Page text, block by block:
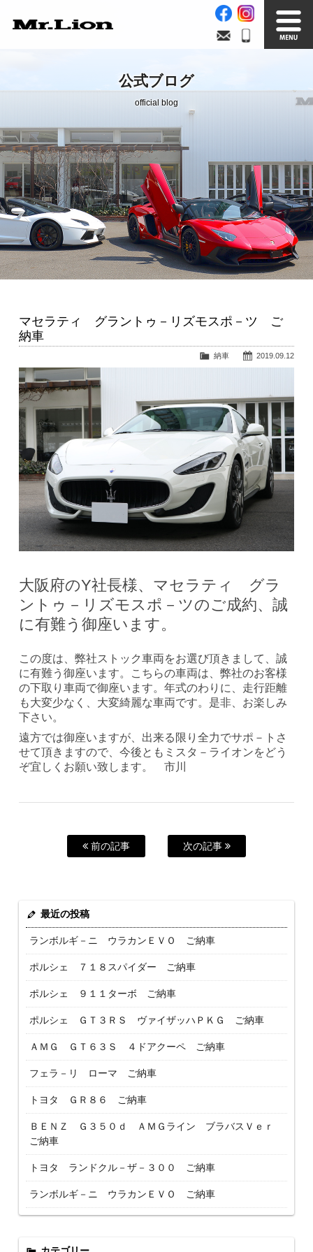
在庫車情報 買取無料査定
Factory
自社工場 サービス案内
Official Blog
公式ブログ
Company info.
会社案内
公式ブログ
official blog
マセラティ グラントゥ－リズモスポ－ツ ご
納車
2019.09.12
納車
大阪府のY社長様、マセラティ グラ
ントゥ－リズモスポ－ツのご成約、誠
に有難う御座います。
この度は、弊社ストック車両をお選び頂きまして、誠
に有難う御座います。こちらの車両は、弊社のお客様
の下取り車両で御座います。年式のわりに、走行距離
も大変少なく、大変綺麗な車両です。是非、お楽しみ
下さい。
遠方では御座いますが、出来る限り全力でサポ－トさ
せて頂きますので、今後ともミスタ－ライオンをどう
ぞ宜しくお願い致します。 市川
前の記事 次の記事
最近の投稿
ランボルギ－ニ ウラカンＥＶＯ ご納車
ポルシェ ７１８スパイダー ご納車
ポルシェ ９１１ターボ ご納車
ポルシェ ＧＴ３ＲＳ ヴァイザッハＰＫＧ ご納車
ＡＭＧ ＧＴ６３Ｓ ４ドアクーペ ご納車
フェラ－リ ローマ ご納車
トヨタ ＧＲ８６ ご納車
ＢＥＮＺ Ｇ３５０ｄ ＡＭＧライン ブラバスＶｅｒ
ご納車
トヨタ ランドクル－ザ－３００ ご納車
ランボルギ－ニ ウラカンＥＶＯ ご納車